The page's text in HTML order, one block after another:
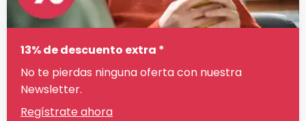
13% de descuento extra *
No te pierdas ninguna oferta con nuestra
Newsletter.
Regístrate ahora